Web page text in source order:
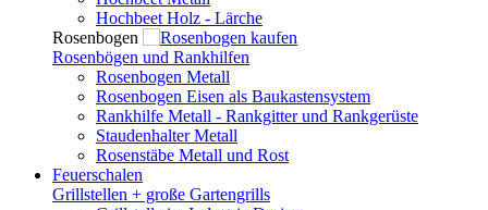
Hochbeet Holz - Lärche
Rosenbogen
Rosenbögen und Rankhilfen
Rosenbogen Metall
Rosenbogen Eisen als Baukastensystem
Rankhilfe Metall - Rankgitter und Rankgerüste
Staudenhalter Metall
Rosenstäbe Metall und Rost
Feuerschalen
Grillstellen + große Gartengrills